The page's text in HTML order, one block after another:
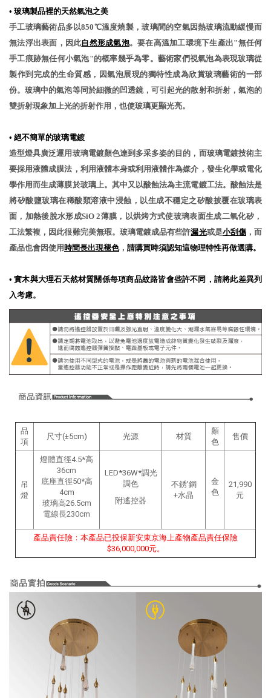
• 玻璃製品裡的天然氣泡之美
手工玻璃藝術品多以850℃溫度燒製，玻璃間的空氣因熱玻璃流動緩慢而
無法浮出表面，因此自然形成氣泡。要在高溫加工環境下生產出"無任何
手工痕跡無任何小氣泡"的概率幾乎為零。藝術家們視氣泡為表現玻璃從
製作到完成的生命質感，因氣泡展現的獨特性成為欣賞玻璃藝術的一部
份。玻璃中的氣泡等同於細微的凹透鏡，可引起光的散射和折射，氣泡的
雙折射現象加上光的折射作用，也使玻璃更顯光亮。
• 絕不簡單的玻璃電鍍
造型燈具廣泛運用玻璃電鍍顏色達到多采多姿的目的，而玻璃電鍍技術主
要採用液體成膜法，利用液體本身或利用液體作為媒介，發生化學或電化
學作用而生成薄膜於玻璃上。其中又以酸蝕法為主流電鍍工法。酸蝕法是
將矽酸鹽玻璃在稀酸類溶液中浸蝕，以生成不穩定之矽酸披覆在玻璃表
面，加熱後脫水形成SiO 2薄膜，以烘烤方式使玻璃表面生成二氧化矽，
工法繁複，因此很難完美無瑕。玻璃電鍍成品有些許漏光或是小刮傷，而
產品也會因使用時間長出現褪色， 請購買時須認知這物理特性再做選購。
• 實木與大理石天然材質關係每項商品紋路皆會些許不同，請將此差異列
入考慮。
品
項
尺寸(±5cm) 光源 材質
顏
色
售價
吊
燈
燈體直徑4.5*高
36cm
底座直徑50*高
4cm
玻璃高26.5cm
電線長230cm
LED*36W*調光
調色
附遙控器
不銹'鋼
+水晶
金
色
21,990
元
產品責任險：本產品已投保新安東京海上產物產品責任保險
$36,000,000元。